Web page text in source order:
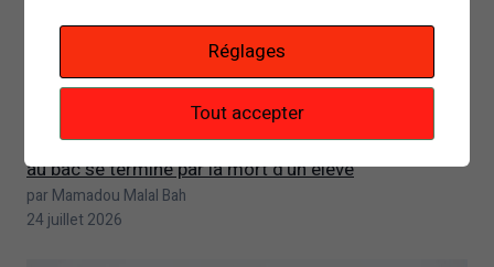
Mamadou Diouma Bah : quand une affaire de fraude
au bac se termine par la mort d’un élève
par Mamadou Malal Bah
24 juillet 2026
Réglages
Tout accepter